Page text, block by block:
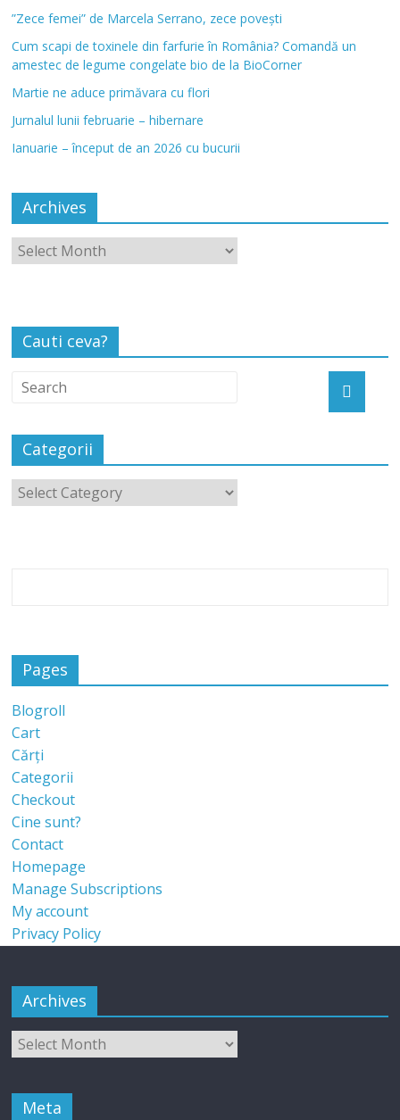
”Zece femei” de Marcela Serrano, zece povești
Cum scapi de toxinele din farfurie în România? Comandă un
amestec de legume congelate bio de la BioCorner
Martie ne aduce primăvara cu flori
Jurnalul lunii februarie – hibernare
Ianuarie – început de an 2026 cu bucurii
Archives
Cauti ceva?
Categorii
Pages
Blogroll
Cart
Cărți
Categorii
Checkout
Cine sunt?
Contact
Homepage
Manage Subscriptions
My account
Privacy Policy
Archives
Meta